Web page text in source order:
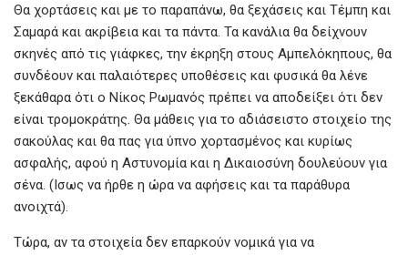
Θα χορτάσεις και με το παραπάνω, θα ξεχάσεις και Τέμπη και
Σαμαρά και ακρίβεια και τα πάντα. Τα κανάλια θα δείχνουν
σκηνές από τις γιάφκες, την έκρηξη στους Αμπελόκηπους, θα
συνδέουν και παλαιότερες υποθέσεις και φυσικά θα λένε
ξεκάθαρα ότι ο Νίκος Ρωμανός πρέπει να αποδείξει ότι δεν
είναι τρομοκράτης. Θα μάθεις για το αδιάσειστο στοιχείο της
σακούλας και θα πας για ύπνο χορτασμένος και κυρίως
ασφαλής, αφού η Αστυνομία και η Δικαιοσύνη δουλεύουν για
σένα. (Ισως να ήρθε η ώρα να αφήσεις και τα παράθυρα
ανοιχτά).
Τώρα, αν τα στοιχεία δεν επαρκούν νομικά για να